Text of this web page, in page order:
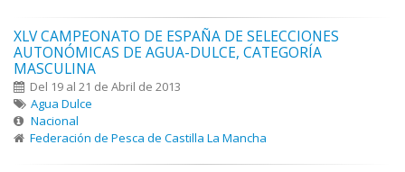
XLV CAMPEONATO DE ESPAÑA DE SELECCIONES
AUTONÓMICAS DE AGUA-DULCE, CATEGORÍA
MASCULINA
Del 19 al 21 de Abril de 2013
Agua Dulce
Nacional
Federación de Pesca de Castilla La Mancha